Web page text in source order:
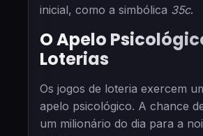
inicial, como a simbólica 35c.
O Apelo
Loterias
Os jogos de loteria exercem
apelo psicológico. A chance
um milionário do dia para a